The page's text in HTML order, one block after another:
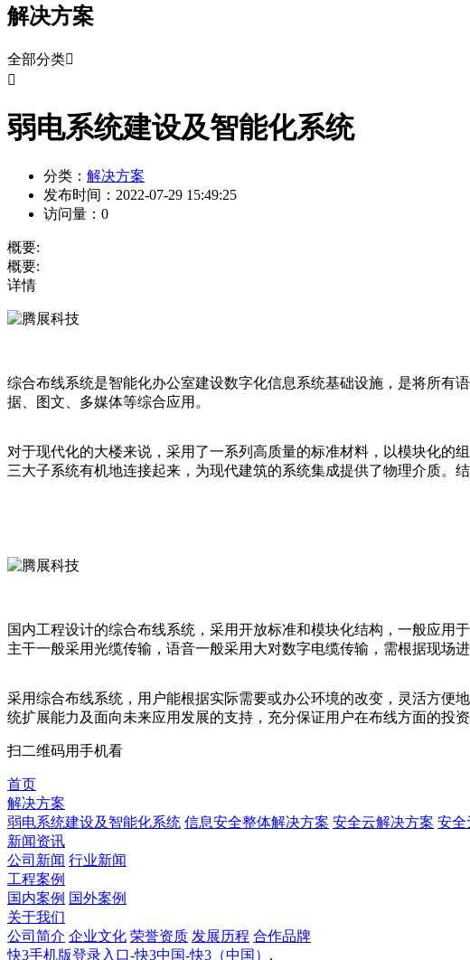
解决方案
全部分类

弱电系统建设及智能化系统
分类： 解决方案
发布时间： 2022-07-29 15:49:25
访问量： 0
概要:
概要:
详情
综合布线系统是智能化办公室建设数字化信息系统基础设施，是将所有
据、图文、多媒体等综合应用。
对于现代化的大楼来说，采用了一系列高质量的标准材料，以模块化的
三大子系统有机地连接起来，为现代建筑的系统集成提供了物理介质。
国内工程设计的综合布线系统，采用开放标准和模块化结构，一般应用
主干一般采用光缆传输，语音一般采用大对数字电缆传输，需根据现场进
采用综合布线系统，用户能根据实际需要或办公环境的改变，灵活方便
统扩展能力及面向未来应用发展的支持，充分保证用户在布线方面的投
扫二维码用手机看
首页
解决方案
弱电系统建设及智能化系统 信息安全整体解决方案 安全云解决方案 安全
新闻资讯
公司新闻 行业新闻
工程案例
国内案例 国外案例
关于我们
公司简介 企业文化 荣誉资质 发展历程 合作品牌
快3手机版登录入口-快3中国-快3（中国）,